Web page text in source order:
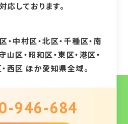
しております。
中村区・北区・千種区・南
山区・昭和区・東区・港区・
西区 ほか愛知県全域。
946-684